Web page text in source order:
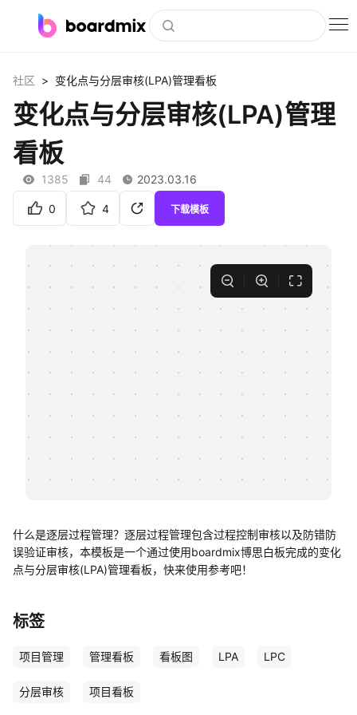
社区资源
会员
企业服务
知识分享社区
社区 > 变化点与分层审核(LPA)管理看板
变化点与分层审核(LPA)管理
看板
1385 44 2023.03.16
0 4 下载模板
什么是逐层过程管理？逐层过程管理包含过程控制审核以及防错防
误验证审核，本模板是一个通过使用boardmix博思白板完成的变化
点与分层审核(LPA)管理看板，快来使用参考吧！
标签
项目管理 管理看板 看板图 LPA LPC
分层审核 项目看板